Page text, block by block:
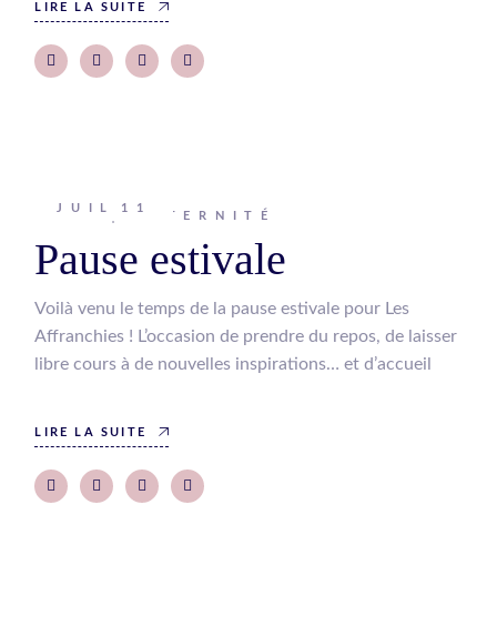
LIRE LA SUITE
JUIL 11
Johanna MATERNITÉ
Pause estivale
Voilà venu le temps de la pause estivale pour Les
Affranchies ! L’occasion de prendre du repos, de laisser
libre cours à de nouvelles inspirations… et d’accueil
LIRE LA SUITE